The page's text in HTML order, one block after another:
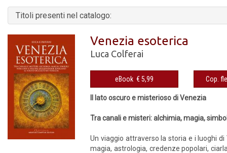
Titoli presenti nel catalogo:
Venezia esoterica
Luca Colferai
eBook € 5,99
Il lato oscuro e misterioso di Venezia
Tra canali e misteri: alchimia, magia,
Un viaggio attraverso la storia e i luoghi
magia, astrologia, credenze popolari,